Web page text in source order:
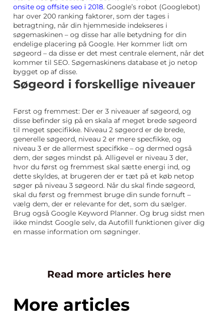
onsite og offsite seo i 2018. Google’s robot (Googlebot)
har over 200 ranking faktorer, som der tages i
betragtning, når din hjemmeside indekseres i
søgemaskinen – og disse har alle betydning for din
endelige placering på Google. Her kommer lidt om
søgeord – da disse er det mest centrale element, når det
kommer til SEO. Søgemaskinens database et jo netop
bygget op af disse.
Søgeord i forskellige niveauer
Først og fremmest: Der er 3 niveauer af søgeord, og
disse befinder sig på en skala af meget brede søgeord
til meget specifikke. Niveau 2 søgeord er de brede,
generelle søgeord, niveau 2 er mere specfikke, og
niveau 3 er de allermest specifkke – og dermed også
dem, der søges mindst på. Alligevel er niveau 3 der,
hvor du først og fremmest skal sætte energi ind, og
dette skyldes, at brugeren der er tæt på et køb netop
søger på niveau 3 søgeord. Når du skal finde søgeord,
skal du først og fremmest bruge din sunde fornuft –
vælg dem, der er relevante for det, som du sælger.
Brug også Google Keyword Planner. Og brug sidst men
ikke mindst Google selv, da Autofill funktionen giver dig
en masse information om søgninger.
Read more articles here
More articles